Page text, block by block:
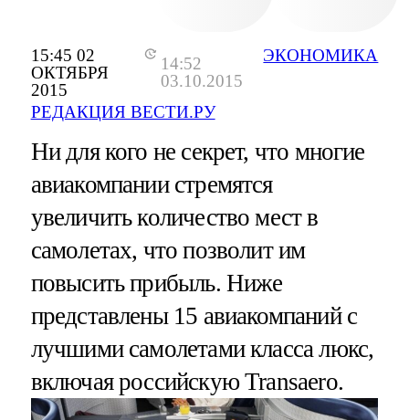
15:45 02
ОКТЯБРЯ
2015
14:52
03.10.2015
РЕДАКЦИЯ ВЕСТИ.РУ
ЭКОНОМИКА
Ни для кого не секрет, что многие
авиакомпании стремятся
увеличить количество мест в
самолетах, что позволит им
повысить прибыль. Ниже
представлены 15 авиакомпаний с
лучшими самолетами класса люкс,
включая российскую Transaero.